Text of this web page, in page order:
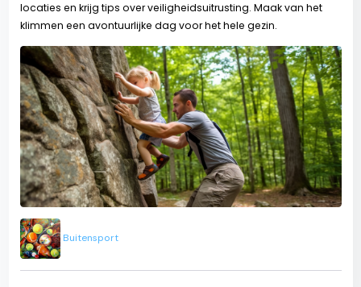
locaties en krijg tips over veiligheidsuitrusting. Maak van het
klimmen een avontuurlijke dag voor het hele gezin.
Buitensport